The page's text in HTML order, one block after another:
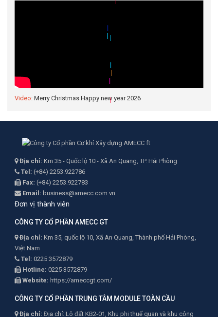
Video: Merry Christmas Happy new year 2026
Địa chỉ: Km 35 - Quốc lộ 10 - Xã An Quang, TP. Hải Phòng
Tel: (+84) 2253.922786
Fax: (+84) 2253.922783
Email: business@amecc.com.vn
Đơn vị thành viên
CÔNG TY CỔ PHẦN AMECC GT
Địa chỉ: Km 35, quốc lộ 10, Xã An Quang, Thành phố Hải Phòng,
Việt Nam
Tel: 0225 3572879
Hotline: 0225 3572879
Website: https://ameccgt.com/
CÔNG TY CỔ PHẦN TRUNG TÂM MODULE TOÀN CẦU
Địa chỉ: Địa chỉ: Lô đất KB2-01, Khu phi thuế quan và khu công
|
|
|